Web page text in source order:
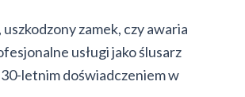
zamek, czy awaria
usługi jako ślusarz
letnim doświadczeniem w